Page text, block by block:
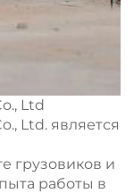
Ltd
Ltd. является
грузовиков и
работы в